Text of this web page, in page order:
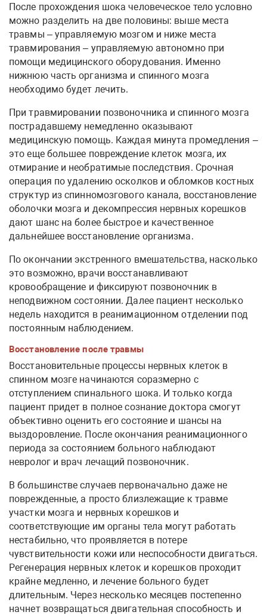
После прохождения шока человеческое тело условно
можно разделить на две половины: выше места
травмы – управляемую мозгом и ниже места
травмирования – управляемую автономно при
помощи медицинского оборудования. Именно
нижнюю часть организма и спинного мозга
необходимо будет лечить.
При травмировании позвоночника и спинного мозга
пострадавшему немедленно оказывают
медицинскую помощь. Каждая минута промедления –
это еще большее повреждение клеток мозга, их
отмирание и необратимые последствия. Срочная
операция по удалению осколков и обломков костных
структур из спинномозгового канала, восстановление
оболочки мозга и декомпрессия нервных корешков
дают шанс на более быстрое и качественное
дальнейшее восстановление организма.
По окончании экстренного вмешательства, насколько
это возможно, врачи восстанавливают
кровообращение и фиксируют позвоночник в
неподвижном состоянии. Далее пациент несколько
недель находится в реанимационном отделении под
постоянным наблюдением.
Восстановление после травмы
Восстановительные процессы нервных клеток в
спинном мозге начинаются соразмерно с
отступлением спинального шока. И только когда
пациент придет в полное сознание доктора смогут
объективно оценить его состояние и шансы на
выздоровление. После окончания реанимационного
периода за состоянием больного наблюдают
невролог и врач лечащий позвоночник.
В большинстве случаев первоначально даже не
поврежденные, а просто близлежащие к травме
участки мозга и нервных корешков и
соответствующие им органы тела могут работать
нестабильно, что проявляется в потере
чувствительности кожи или неспособности двигаться.
Регенерация нервных клеток и корешков проходит
крайне медленно, и лечение больного будет
длительным. Через несколько месяцев постепенно
начнет возвращаться двигательная способность и